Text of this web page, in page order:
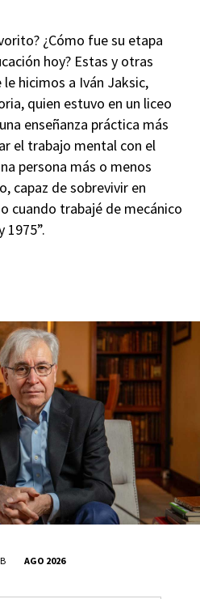
¿Cómo fue su etapa
hoy? Estas y otras
hicimos a Iván Jaksic,
quien estuvo en un liceo
enseñanza práctica más
el trabajo mental con el
persona más o menos
capaz de sobrevivir en
cuando trabajé de mecánico
1975”.
AGO 2026